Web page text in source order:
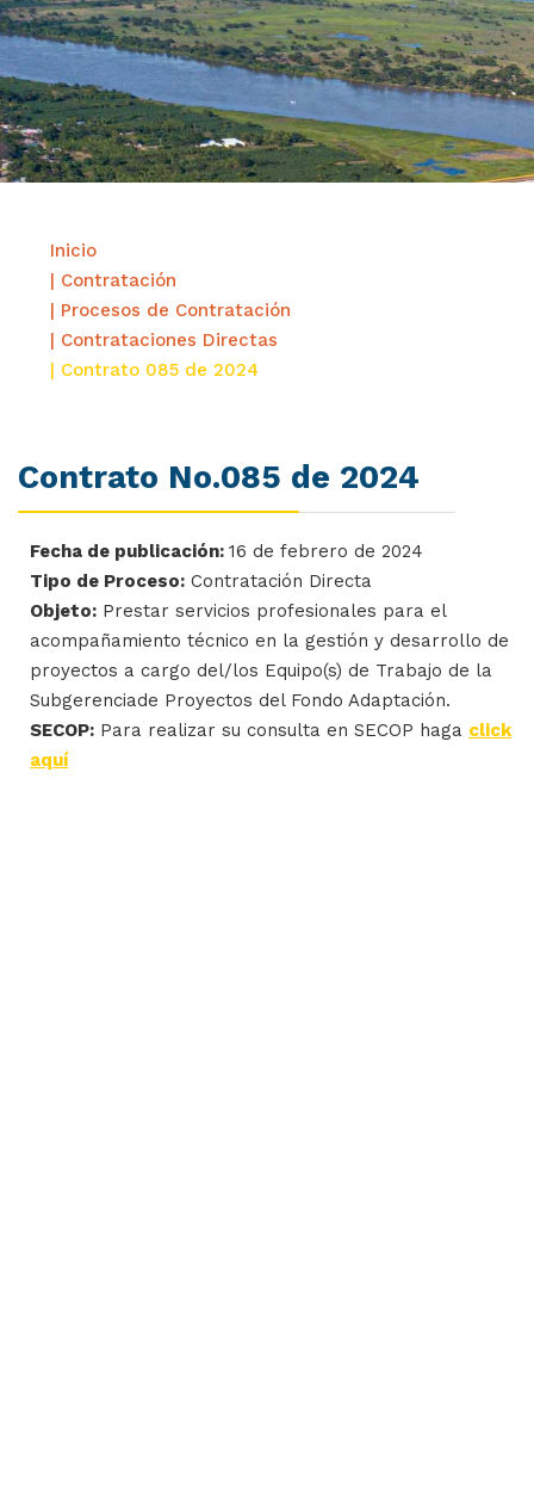
Inicio
| Contratación
| Procesos de Contratación
| Contrataciones Directas
| Contrato 085 de 2024
Contrato No.085 de 2024
Fecha de publicación: 16 de febrero de 2024
Tipo de Proceso: Contratación Directa
Objeto: Prestar servicios profesionales para el
acompañamiento técnico en la gestión y desarrollo de
proyectos a cargo del/los Equipo(s) de Trabajo de la
Subgerenciade Proyectos del Fondo Adaptación.
SECOP: Para realizar su consulta en SECOP haga click
aquí